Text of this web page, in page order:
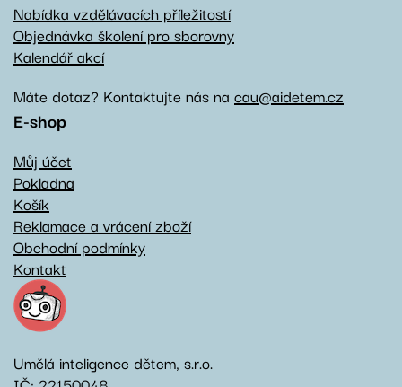
Nabídka vzdělávacích příležitostí
Objednávka školení pro sborovny
Kalendář akcí
Máte dotaz? Kontaktujte nás na cau@aidetem.cz
E-shop
Můj účet
Pokladna
Košík
Reklamace a vrácení zboží
Obchodní podmínky
Kontakt
Umělá inteligence dětem, s.r.o.